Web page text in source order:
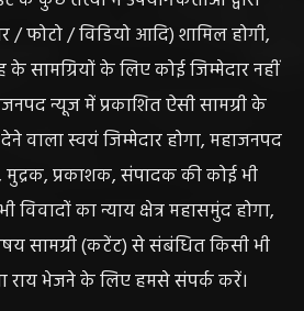
/ फोटो / विडियो आदि) शामिल होगी,
सामग्रियों के लिए कोई जिम्मेदार नहीं
न्यूज में प्रकाशित ऐसी सामग्री के
वाला स्वयं जिम्मेदार होगा, महाजनपद
मुद्रक, प्रकाशक, संपादक की कोई भी
विवादों का न्याय क्षेत्र महासमुंद होगा,
सामग्री (कटेंट) से संबंधित किसी भी
राय भेजने के लिए हमसे संपर्क करें।